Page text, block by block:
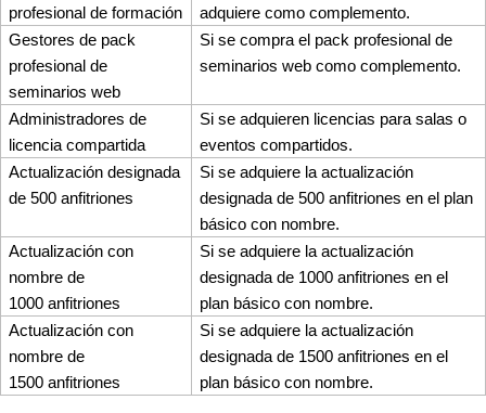
profesional de formación
adquiere como complemento.
Gestores de pack
profesional de
seminarios web
Si se compra el pack profesional de
seminarios web como complemento.
Administradores de
licencia compartida
Si se adquieren licencias para salas o
eventos compartidos.
Actualización designada
de 500 anfitriones
Si se adquiere la actualización
designada de 500 anfitriones en el plan
básico con nombre.
Actualización con
nombre de
1000 anfitriones
Si se adquiere la actualización
designada de 1000 anfitriones en el
plan básico con nombre.
Actualización con
nombre de
1500 anfitriones
Si se adquiere la actualización
designada de 1500 anfitriones en el
plan básico con nombre.